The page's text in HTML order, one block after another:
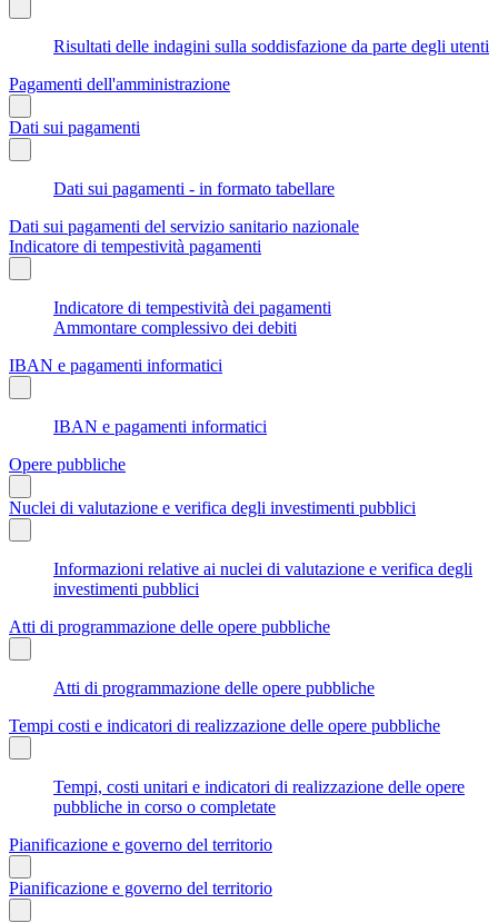
Risultati delle indagini sulla soddisfazione da parte degli utenti
Pagamenti dell'amministrazione
Dati sui pagamenti
Dati sui pagamenti - in formato tabellare
Dati sui pagamenti del servizio sanitario nazionale
Indicatore di tempestività pagamenti
Indicatore di tempestività dei pagamenti
Ammontare complessivo dei debiti
IBAN e pagamenti informatici
IBAN e pagamenti informatici
Opere pubbliche
Nuclei di valutazione e verifica degli investimenti pubblici
Informazioni relative ai nuclei di valutazione e verifica degli
investimenti pubblici
Atti di programmazione delle opere pubbliche
Atti di programmazione delle opere pubbliche
Tempi costi e indicatori di realizzazione delle opere pubbliche
Tempi, costi unitari e indicatori di realizzazione delle opere
pubbliche in corso o completate
Pianificazione e governo del territorio
Pianificazione e governo del territorio